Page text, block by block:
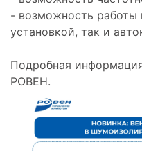
- возможность работы
установкой, так и
Подробная
РОВЕН.